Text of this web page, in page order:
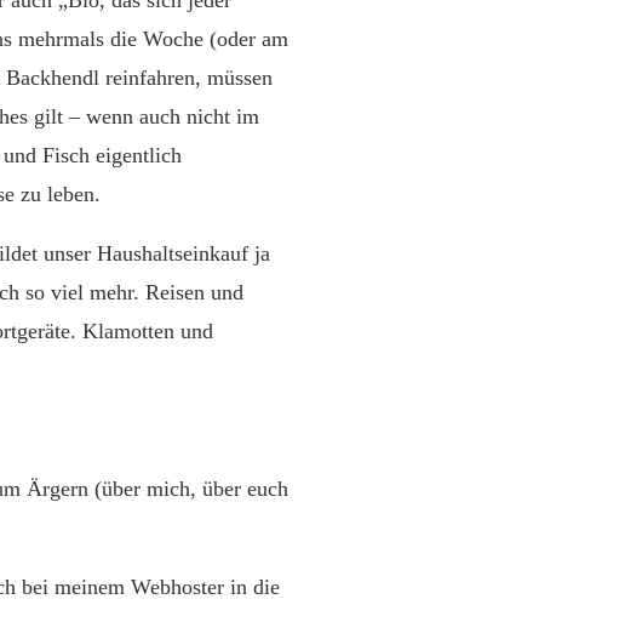
mehrmals die Woche (oder am
reinfahren, müssen
gilt – wenn auch nicht im
Fisch eigentlich
zu leben.
unser Haushaltseinkauf ja
so viel mehr. Reisen und
Klamotten und
Ärgern (über mich, über euch
bei meinem Webhoster in die